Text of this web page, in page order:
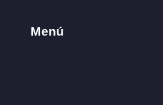
Menú